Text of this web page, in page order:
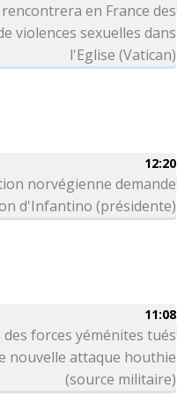
en France des
violences sexuelles dans
l'Eglise (Vatican)
12:20
norvégienne demande
d'Infantino (présidente)
11:08
forces yéménites tués
nouvelle attaque houthie
(source militaire)